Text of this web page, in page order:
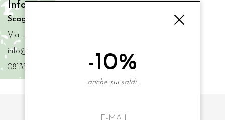
Info contatti
Scaglione Bimbi di Iacono Maria Angela
Via Luigi Mazzella,73 80077 Ischia
info@scaglionebimbi.com
0813331162
ISCRIVITI ALLA NOSTRA NEWSLETTER
-10%
anche sui saldi.